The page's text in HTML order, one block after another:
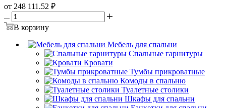
50
от 248 111.52₽
В корзину
Мебель для спальни
Спальные гарнитуры
Кровати
Тумбы прикроватные
Комоды в спальню